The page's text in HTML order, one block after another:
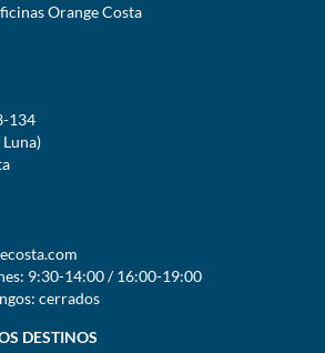
Orange Costa
134
9:30-14:00 / 16:00-19:00
cerrados
DESTINOS